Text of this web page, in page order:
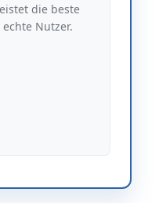
die beste
Nutzer.